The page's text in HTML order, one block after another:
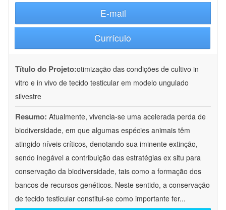
E-mail
Currículo
Título do Projeto:otimização das condições de cultivo in
vitro e in vivo de tecido testicular em modelo ungulado
silvestre
Resumo: Atualmente, vivencia-se uma acelerada perda de
biodiversidade, em que algumas espécies animais têm
atingido níveis críticos, denotando sua iminente extinção,
sendo inegável a contribuição das estratégias ex situ para
conservação da biodiversidade, tais como a formação dos
bancos de recursos genéticos. Neste sentido, a conservação
de tecido testicular constitui-se como importante fer...